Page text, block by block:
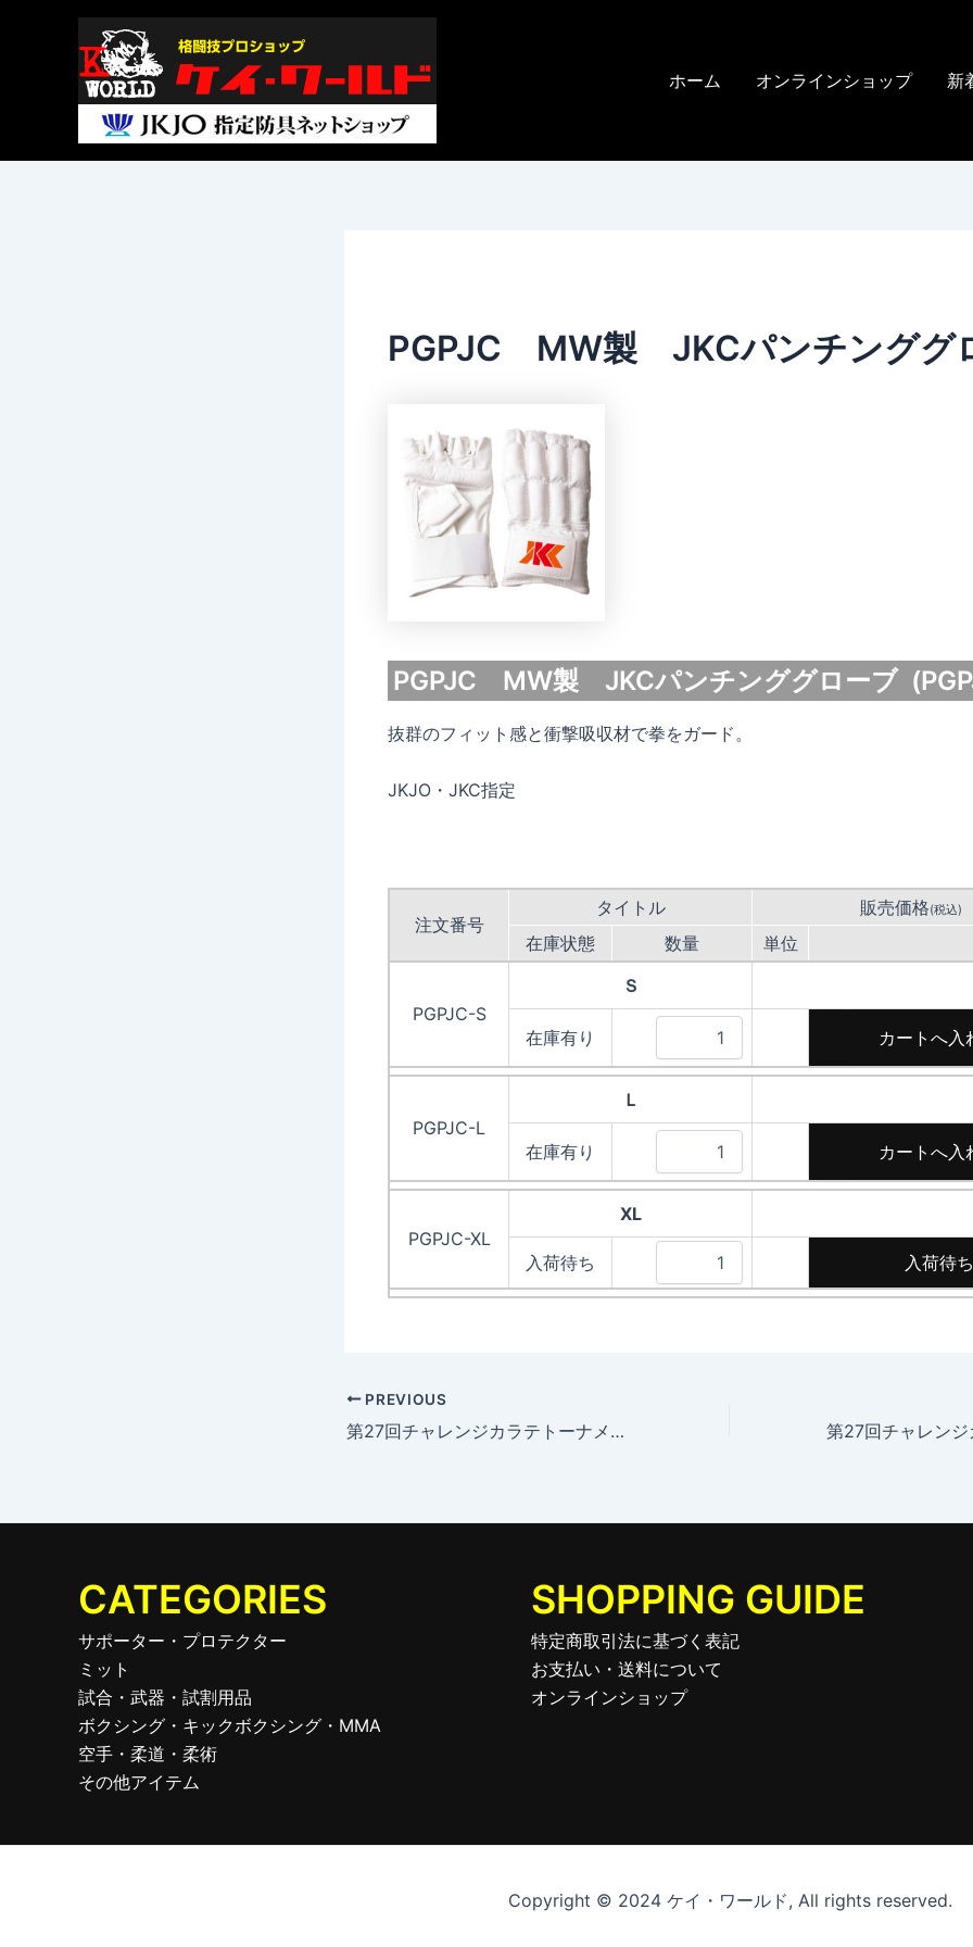
ホーム オンラインショップ 新
PGPJC MW製 JKCパンチンググ
PGPJC MW製 JKCパンチンググローブ
抜群のフィット感と衝撃吸収材で拳をガード。
JKJO・JKC指定
注文番号
タイトル 販売価格(税込)
在庫状態 数量 単位
PGPJC-S
Ｓ
在庫有り
PGPJC-L
Ｌ
在庫有り
PGPJC-XL
XL
入荷待ち 入荷待ち
Post
PREVIOUS
第27回チャレンジカラテトーナメント大会要項
CATEGORIES
サポーター・プロテクター
ミット
試合・武器・試割用品
ボクシング・キックボクシング・MMA
空手・柔道・柔術
その他アイテム
SHOPPING GUIDE
特定商取引法に基づく表記
お支払い・送料について
オンラインショップ
Copyright © 2024 ケイ・ワールド, All rights reserved.